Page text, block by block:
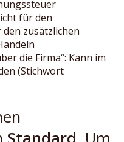
für den
zusätzlichen
die Firma“: Kann im
(Stichwort